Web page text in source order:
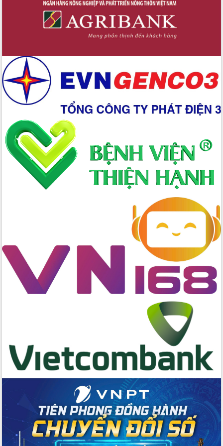
hai con số trong năm 2026
Tổ chức trang trọng Lễ hội Đền thờ
Lương Văn Chánh năm 2026
Phó Bí thư Tỉnh ủy Đắk Lắk Đỗ Hữu
Nhân dân tỉnh
Bệnh án điện tử thúc đẩy chuyển đổi
số y tế tại Đắk Lắk
Chuyển đổi số thư viện: Mở rộng
không gian tri thức trong thời đại số
Đánh giá, rút kinh nghiệm công tác tổ
chức diễn tập trước ngày bầu cử
Chương trình “Gặp gỡ hữu nghị –
Friendship Meeting New Year 2026”
Bầu cử Quốc hội và HĐND: Cử tri Đắk
Lắk gửi gắm niềm tin, kỳ vọng vào lá
hội và đại biểu HĐND các cấp diễn ra
an toàn, hiệu quả, đúng quy định
Thủ tướng Chính phủ Phạm Minh Chính
kiểm tra, chỉ đạo hoàn thành các dự
án cao tốc và thăm khu tái định cư tại
tại Đập Đồng Cam đầu Xuân Bính Ngọ
Ngành nông nghiệp phấn đấu tăng
trưởng đạt 5,86% trong năm 2026
UBND tỉnh Đắk Lắk triển khai công tác
quốc phòng, quân sự địa phương năm
Đắk Lắk tập trung toàn lực khắc phục
tồn tại IUU, sẵn sàng làm việc với
Đoàn thanh tra EC
Chủ tịch UBND tỉnh Tạ Anh Tuấn thăm,